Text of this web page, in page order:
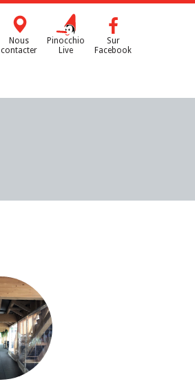
Nous
contacter
Pinocchio
Live
Sur
Facebook